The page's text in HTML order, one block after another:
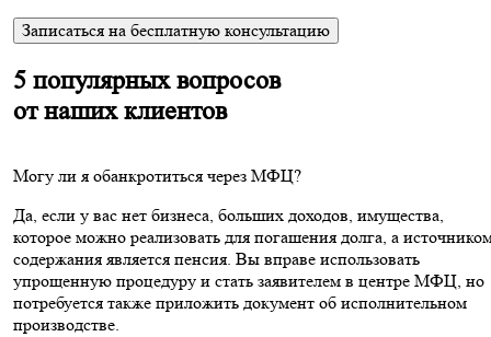
Записаться на бесплатную консультацию
5 популярных вопросов
от наших клиентов
Могу ли я обанкротиться через МФЦ?
Да, если у вас нет бизнеса, больших доходов, имущества,
которое можно реализовать для погашения долга, а
содержания является пенсия. Вы вправе использовать
упрощенную процедуру и стать заявителем в центре МФЦ, но
потребуется также приложить документ об исполнительном
производстве.